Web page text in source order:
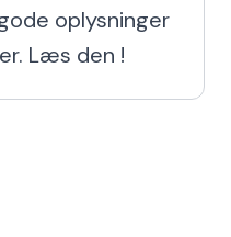
oplysninger
Læs den !